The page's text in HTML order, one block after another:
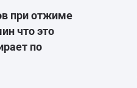
Блог
при отжиме
что это
по